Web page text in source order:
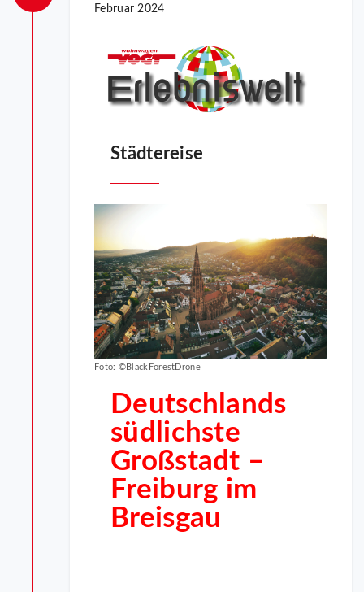
Februar 2024
Städtereise
Foto: ©BlackForestDrone
Deutschlands
südlichste
Großstadt –
Freiburg im
Breisgau